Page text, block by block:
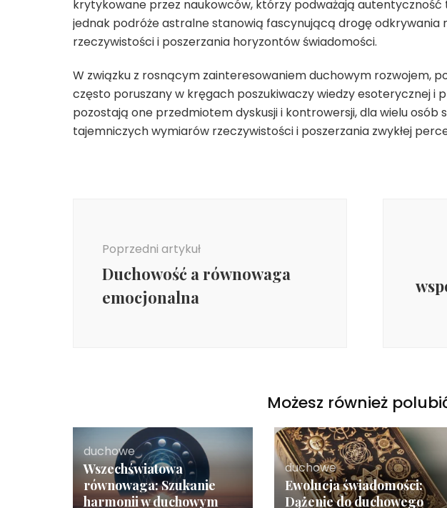
krytykowane przez naukowców, którzy podważają autentyczność
jednak podróże astralne stanowią fascynującą drogę odkrywania
rzeczywistości i poszerzania horyzontów świadomości.
W związku z rosnącym zainteresowaniem duchowym rozwojem,
często poruszany w kręgach poszukiwaczy wiedzy esoterycznej i
pozostają one przedmiotem dyskusji i kontrowersji, dla wielu
tajemniczych wymiarów rzeczywistości i poszerzania zwykłej
Poprzedni artykuł
Duchowość a równowaga
emocjonalna
Możesz również
duchowe
Wszechświatowa
równowaga: Szukanie
harmonii w duchowym
duchowe
Ewolucja świadomości:
Dążenie do duchowego